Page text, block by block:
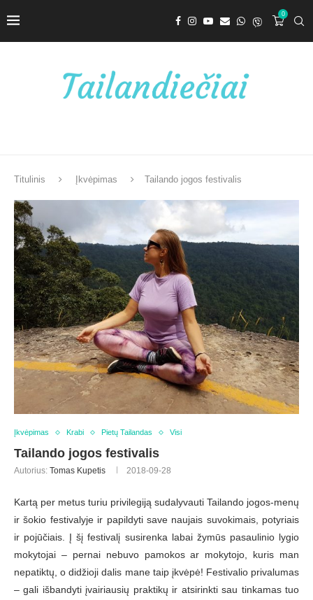
0
Titulinis Įkvėpimas Tailando jogos festivalis
Įkvėpimas Krabi Pietų Tailandas Visi
Tailando jogos festivalis
Autorius: Tomas Kupetis 2018-09-28
Kartą per metus turiu privilegiją sudalyvauti Tailando jogos-menų
ir šokio festivalyje ir papildyti save naujais suvokimais, potyriais
ir pojūčiais. Į šį festivalį susirenka labai žymūs pasaulinio lygio
mokytojai – pernai nebuvo pamokos ar mokytojo, kuris man
nepatiktų, o didžioji dalis mane taip įkvėpė! Festivalio privalumas
– gali išbandyti įvairiausių praktikų ir atsirinkti sau tinkamas tuo